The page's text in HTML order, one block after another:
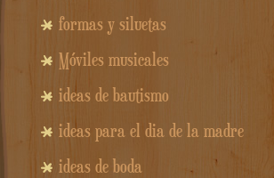
formas y siluetas
Móviles musicales
ideas de bautismo
ideas para el dia de la madre
ideas de boda